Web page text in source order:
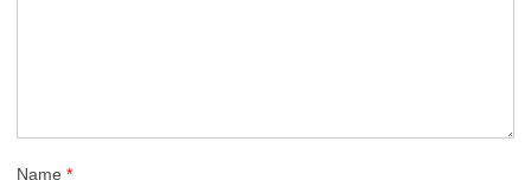
Name *